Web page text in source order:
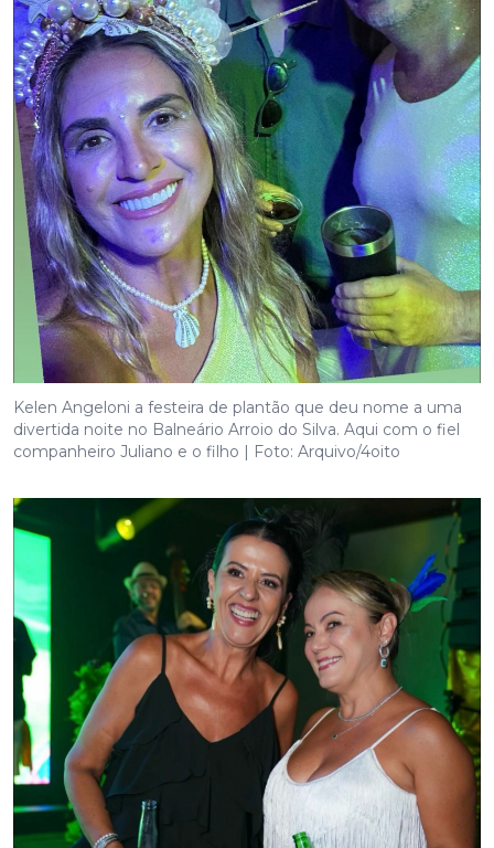
Kelen Angeloni a festeira de plantão que deu nome a uma
divertida noite no Balneário Arroio do Silva. Aqui com o fiel
companheiro Juliano e o filho | Foto: Arquivo/4oito